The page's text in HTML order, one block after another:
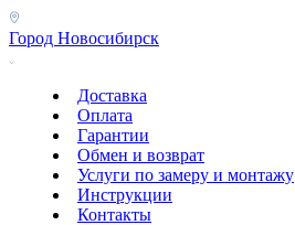
Город Новосибирск
Доставка
Оплата
Гарантии
Обмен и возврат
Услуги по замеру и монтажу
Инструкции
Контакты